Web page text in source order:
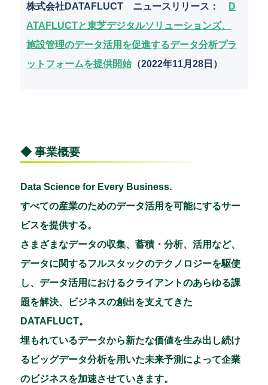
株式会社DATAFLUCT ニュースリリース：
D
ATAFLUCTと東芝デジタルソリューションズ、
施設管理のデータ活用を促進するデータ分析プラ
ットフォームを提供開始（2022年11月28日）
◆ 事業概要
Data Science for Every Business.
すべての産業のためのデータ活用を可能にするサー
ビスを提供する。
さまざまなデータの収集、蓄積・分析、活用など、
データに関するフルスタックのテクノロジーを駆使
し、データ活用におけるクライアントのあらゆる課
題を解決、ビジネスの創出を支えてきた
DATAFLUCT。
埋もれているデータから新たな価値を生み出し続け
るビッグデータ分析を用いた未来予測によって企業
のビジネスを加速させていきます。